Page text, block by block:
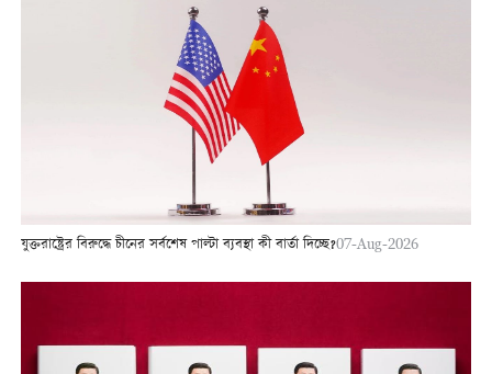
যুক্তরাষ্ট্রের বিরুদ্ধে চীনের সর্বশেষ পাল্টা ব্যবস্থা কী বার্তা দিচ্ছে?07-Aug-2026